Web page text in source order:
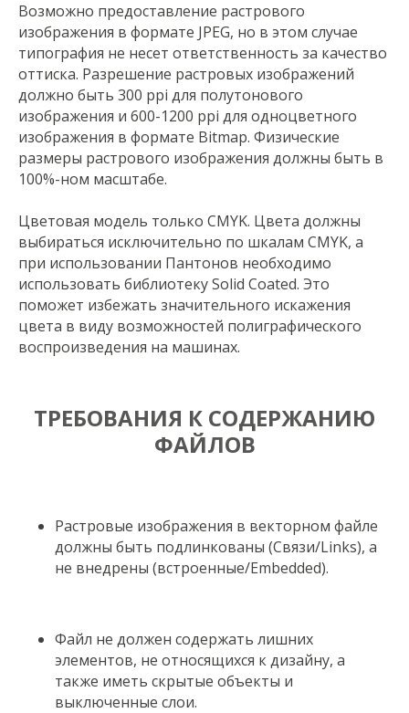
Возможно предоставление растрового
изображения в формате JPEG, но в этом случае
типография не несет ответственность за качество
оттиска. Разрешение растровых изображений
должно быть 300 ppi для полутонового
изображения и 600-1200 ppi для одноцветного
изображения в формате Bitmap. Физические
размеры растрового изображения должны быть в
100%-ном масштабе.
Цветовая модель только CMYK. Цвета должны
выбираться исключительно по шкалам CMYK, а
при использовании Пантонов необходимо
использовать библиотеку Solid Coated. Это
поможет избежать значительного искажения
цвета в виду возможностей полиграфического
воспроизведения на машинах.
ТРЕБОВАНИЯ К СОДЕРЖАНИЮ
ФАЙЛОВ
Растровые изображения в векторном файле
должны быть подлинкованы (Cвязи/Links), а
не внедрены (встроенные/Embedded).
Файл не должен содержать лишних
элементов, не относящихся к дизайну, а
также иметь скрытые объекты и
выключенные слои.